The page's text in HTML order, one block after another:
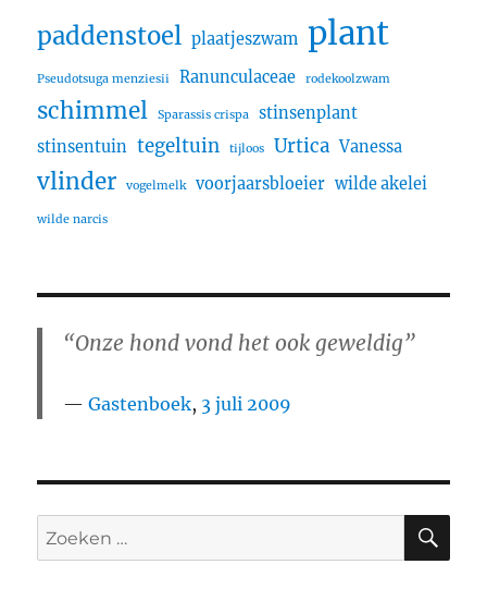
paddenstoel plaatjeszwam plant
Pseudotsuga menziesii Ranunculaceae rodekoolzwam
schimmel Sparassis crispa
stinsenplant
stinsentuin tegeltuin tijloos Urtica Vanessa
vlinder vogelmelk voorjaarsbloeier wilde akelei
wilde narcis
“Onze hond vond het ook geweldig”
Gastenboek, 3 juli 2009
Zoeken
naar: